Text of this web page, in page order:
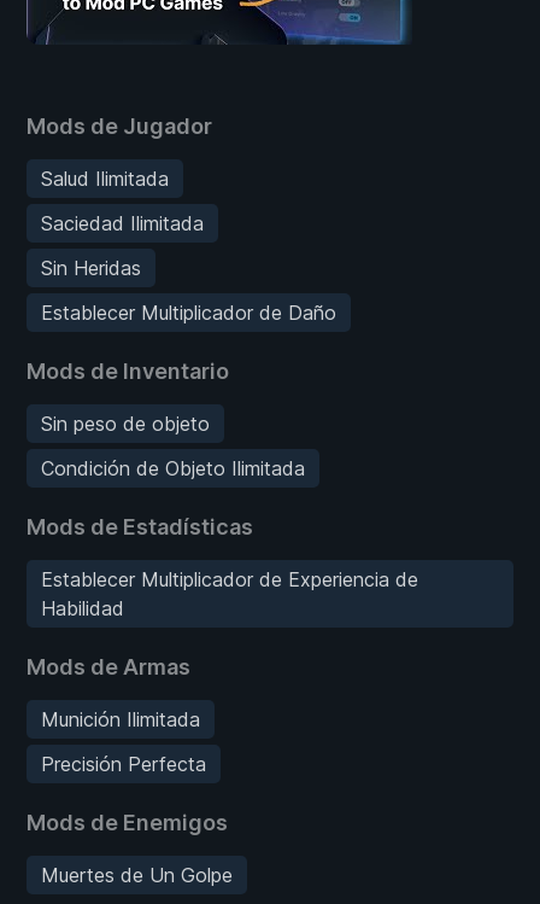
Mods de Jugador
Salud Ilimitada
Saciedad Ilimitada
Sin Heridas
Establecer Multiplicador de Daño
Mods de Inventario
Sin peso de objeto
Condición de Objeto Ilimitada
Mods de Estadísticas
Establecer Multiplicador de Experiencia de
Habilidad
Mods de Armas
Munición Ilimitada
Precisión Perfecta
Mods de Enemigos
Muertes de Un Golpe